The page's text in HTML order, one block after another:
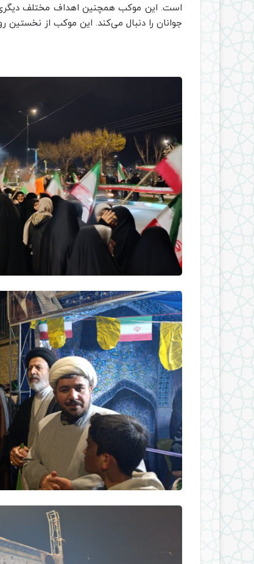
است. این موکب همچنین اهداف مختلف دیگری
جوانان را دنبال می‌کند. این موکب از نخستین